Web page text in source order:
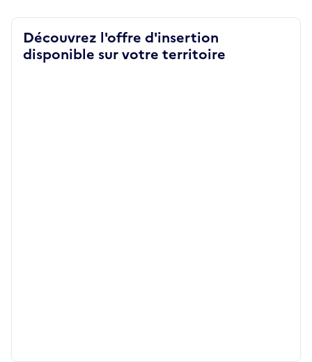
Découvrez l'offre d'insertion
disponible sur votre territoire